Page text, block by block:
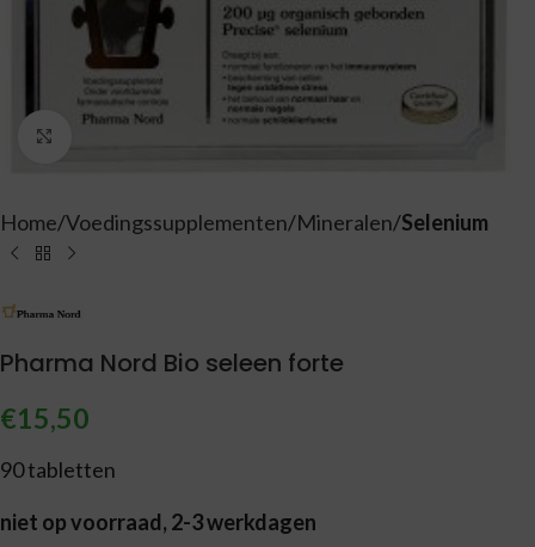
Home Voedingssupplementen Mineralen Selenium
Pharma Nord Bio seleen forte
€15,50
90 tabletten
niet op voorraad, 2-3 werkdagen